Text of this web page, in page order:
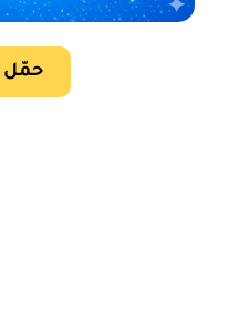
حمّل